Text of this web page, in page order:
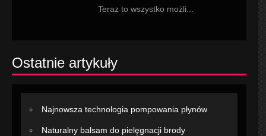
Teraz to wszystko możli...
Ostatnie artykuły
Najnowsza technologia pompowania płynów
Naturalny balsam do pielęgnacji brody